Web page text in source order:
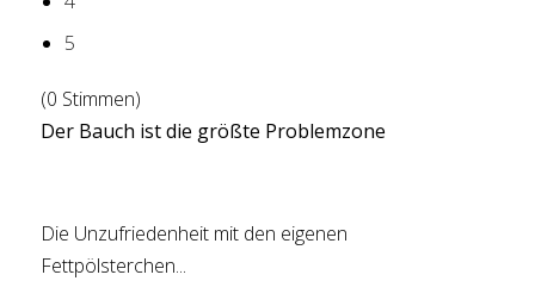
5
(0 Stimmen)
Der Bauch ist die größte Problemzone
Die Unzufriedenheit mit den eigenen
Fettpölsterchen...